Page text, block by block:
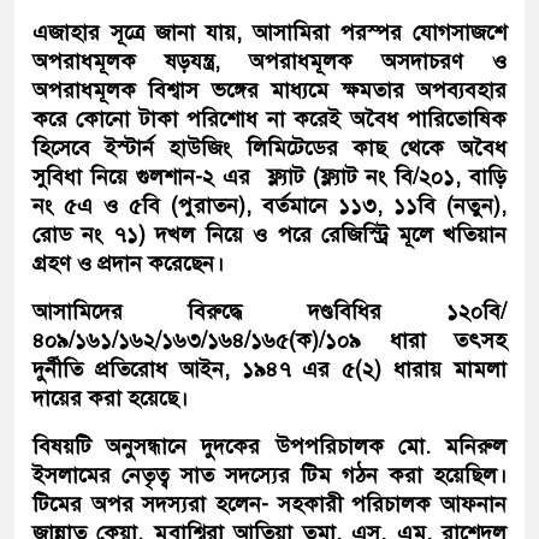
এজাহার সূত্রে জানা যায়, আসামিরা পরস্পর যোগসাজশে
অপরাধমূলক ষড়যন্ত্র, অপরাধমূলক অসদাচরণ ও
অপরাধমূলক বিশ্বাস ভঙ্গের মাধ্যমে ক্ষমতার অপব্যবহার
করে কোনো টাকা পরিশোধ না করেই অবৈধ পারিতোষিক
হিসেবে ইস্টার্ন হাউজিং লিমিটেডের কাছ থেকে অবৈধ
সুবিধা নিয়ে গুলশান-২ এর ফ্ল্যাট (ফ্ল্যাট নং বি/২০১, বাড়ি
নং ৫এ ও ৫বি (পুরাতন), বর্তমানে ১১৩, ১১বি (নতুন),
রোড নং ৭১) দখল নিয়ে ও পরে রেজিস্ট্রি মূলে খতিয়ান
গ্রহণ ও প্রদান করেছেন।
আসামিদের বিরুদ্ধে দণ্ডবিধির ১২০বি/
৪০৯/১৬১/১৬২/১৬৩/১৬৪/১৬৫(ক)/১০৯ ধারা তৎসহ
দুর্নীতি প্রতিরোধ আইন, ১৯৪৭ এর ৫(২) ধারায় মামলা
দায়ের করা হয়েছে।
বিষয়টি অনুসন্ধানে দুদকের উপপরিচালক মো. মনিরুল
ইসলামের নেতৃত্ব সাত সদস্যের টিম গঠন করা হয়েছিল।
টিমের অপর সদস্যরা হলেন- সহকারী পরিচালক আফনান
জান্নাত কেয়া, মুবাশ্বিরা আতিয়া তমা, এস. এম. রাশেদুল